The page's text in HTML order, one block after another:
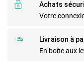
Achats
Votre
Livraison à
En boîte aux